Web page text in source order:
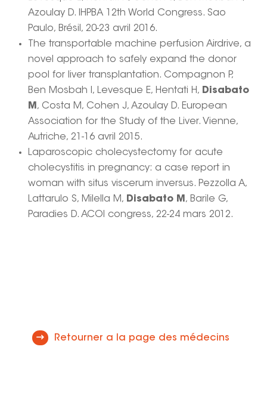
Azoulay D. IHPBA 12th World Congress. Sao
Paulo, Brésil, 20-23 avril 2016.
The transportable machine perfusion Airdrive, a
novel approach to safely expand the donor
pool for liver transplantation. Compagnon P,
Ben Mosbah I, Levesque E, Hentati H, Disabato
M , Costa M, Cohen J, Azoulay D. European
Association for the Study of the Liver. Vienne,
Autriche, 21-16 avril 2015.
Laparoscopic cholecystectomy for acute
cholecystitis in pregnancy: a case report in
woman with situs viscerum inversus. Pezzolla A,
Lattarulo S, Milella M, Disabato M , Barile G,
Paradies D. ACOI congress, 22-24 mars 2012.
Retourner a la page des médecins